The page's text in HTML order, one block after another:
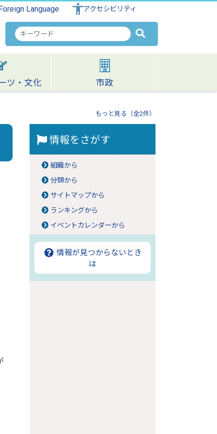
Language アクセシビリティ
検
索
キ
ワ
ー
ツ・文化 市政
もっと見る（全2件）
情報をさがす
組織から
分類から
サイトマップから
ランキングから
イベントカレンダーから
情報が見つからないとき
は